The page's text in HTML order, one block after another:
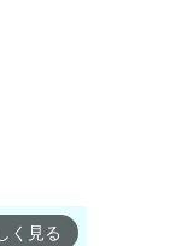
く見る